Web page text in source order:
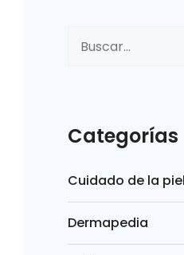
Categorías
Cuidado de la piel
Dermapedia